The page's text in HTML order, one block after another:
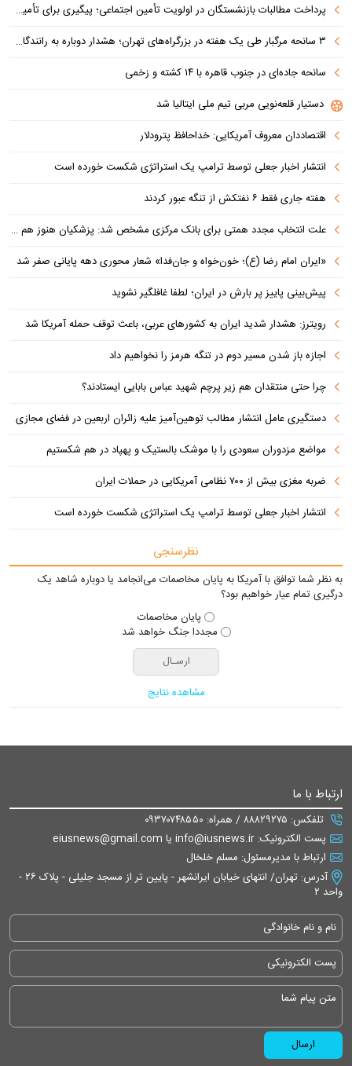
پرداخت مطالبات بازنشستگان در اولویت تأمین اجتماعی؛ پیگیری برای تأمین منابع ادامه دارد
۳ سانحه مرگبار طی یک هفته در بزرگراه‌های تهران؛ هشدار دوباره به رانندگان و عابران
سانحه جاده‌ای در جنوب قاهره با ۱۴ کشته و زخمی
دستیار قلعه‌نویی مربی تیم ملی ایتالیا شد
اقتصاددان معروف آمریکایی: خداحافظ پترودلار
انتشار اخبار جعلی توسط ترامپ یک استراتژی شکست خورده است
هفته جاری فقط ۶ نفتکش از تنگه عبور کردند
علت انتخاب مجدد همتی برای بانک مرکزی مشخص شد: پزشکیان هنوز هم متوجه نشده است چرا همتی استیضاح شد!
«ایران امام رضا (ع)؛ خون‌خواه و جان‌فدا» شعار محوری دهه پایانی صفر شد
پیش‌بینی پاییز پر بارش در ایران؛ لطفا غافلگیر نشوید
رویترز: هشدار شدید ایران به کشورهای عربی، باعث توقف حمله آمریکا شد
اجازه باز شدن مسیر دوم در تنگه هرمز را نخواهیم داد
چرا حتی منتقدان هم زیر پرچم شهید عباس بابایی ایستادند؟
دستگیری عامل انتشار مطالب توهین‌آمیز علیه زائران اربعین در فضای مجازی
مواضع مزدوران سعودی را با موشک بالستیک و پهپاد در هم شکستیم
ضربه مغزی بیش از ۷۰۰ نظامی آمریکایی در حملات ایران
انتشار اخبار جعلی توسط ترامپ یک استراتژی شکست خورده است
نظرسنجی
به نظر شما توافق با آمریکا به پایان مخاصمات می‌انجامد یا دوباره شاهد یک
درگیری تمام عیار خواهیم بود؟
پایان مخاصمات
مجددا جنگ خواهد شد
مشاهده نتایج
ارتباط با ما
تلفکس: ۸۸۸۲۹۲۷۵ / همراه: ۰۹۳۷۰۷۴۸۵۵۰
پست الکترونیک: info@iusnews.ir یا eiusnews@gmail.com
ارتباط با مدیرمسئول: مسلم خلخال
آدرس: تهران/ انتهای خیابان ایرانشهر - پایین تر از مسجد جلیلی - پلاک ۲۶ -
واحد ۲